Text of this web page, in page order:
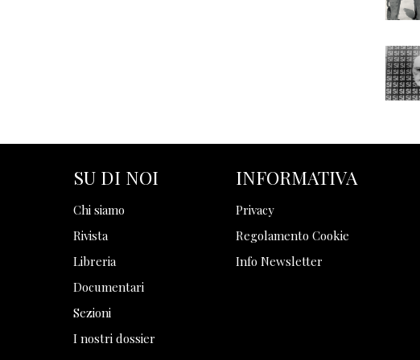
SU DI NOI
Chi siamo
Rivista
Libreria
Documentari
Sezioni
I nostri dossier
INFORMATIVA
Privacy
Regolamento Cookie
Info Newsletter